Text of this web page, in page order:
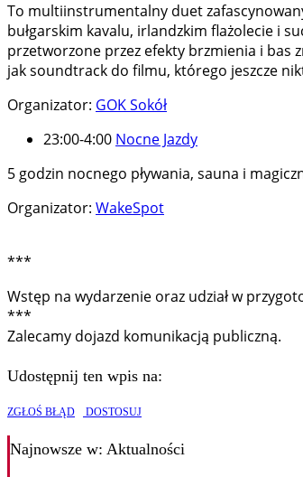
To multiinstrumentalny duet
bułgarskim kavalu, irlandzkim flażolecie i
przetworzone przez efekty brzmienia i bas
jak soundtrack do filmu, którego jeszcze
Organizator: GOK Sokół
23:00-4:00 Nocne Jazdy
5 godzin nocnego pływania, sauna i
Organizator: WakeSpot
***
Wstęp na wydarzenie oraz udział w
***
Zalecamy dojazd komunikacją publiczną.
Udostępnij ten wpis na:
ZGŁOŚ BŁĄD DOSTOSUJ
Najnowsze w: Aktualności